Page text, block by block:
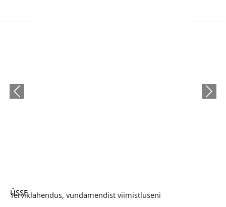
Previous Next
ÜSSE
Terviklahendus, vundamendist viimistluseni